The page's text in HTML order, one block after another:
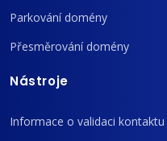
Parkování domény
Přesměrování domény
Nástroje
Informace o validaci kontaktu